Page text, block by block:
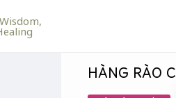
HÀNG RÀO